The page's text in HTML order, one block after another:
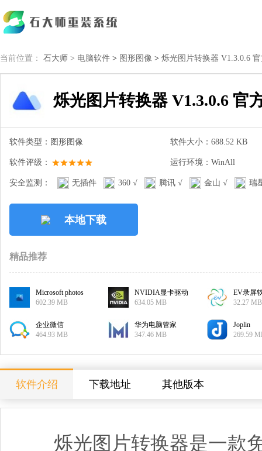
当前位置： 石大师 > 电脑软件 > 图形图像 > 烁光图片转换器 V1.3.0.6
烁光图片转换器 V1.3.0.6 官
软件类型：图形图像 软件大小：688.52 KB
软件评级： 运行环境：WinAll
安全监测： 无插件 360 √ 腾讯 √ 金山 √ 瑞
本地下载
精品推荐
Microsoft photos
602.39 MB
NVIDIA显卡驱动
634.05 MB
EV录屏
32.27 MB
企业微信
464.93 MB
华为电脑管家
347.46 MB
Joplin
269.59
软件介绍 下载地址 其他版本
烁光图片转换器是一款免